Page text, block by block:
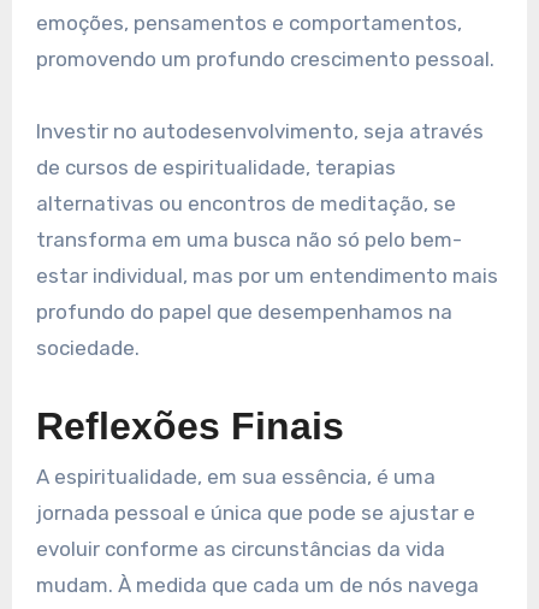
emoções, pensamentos e comportamentos,
promovendo um profundo crescimento pessoal.
Investir no autodesenvolvimento, seja através
de cursos de espiritualidade, terapias
alternativas ou encontros de meditação, se
transforma em uma busca não só pelo bem-
estar individual, mas por um entendimento mais
profundo do papel que desempenhamos na
sociedade.
Reflexões Finais
A espiritualidade, em sua essência, é uma
jornada pessoal e única que pode se ajustar e
evoluir conforme as circunstâncias da vida
mudam. À medida que cada um de nós navega